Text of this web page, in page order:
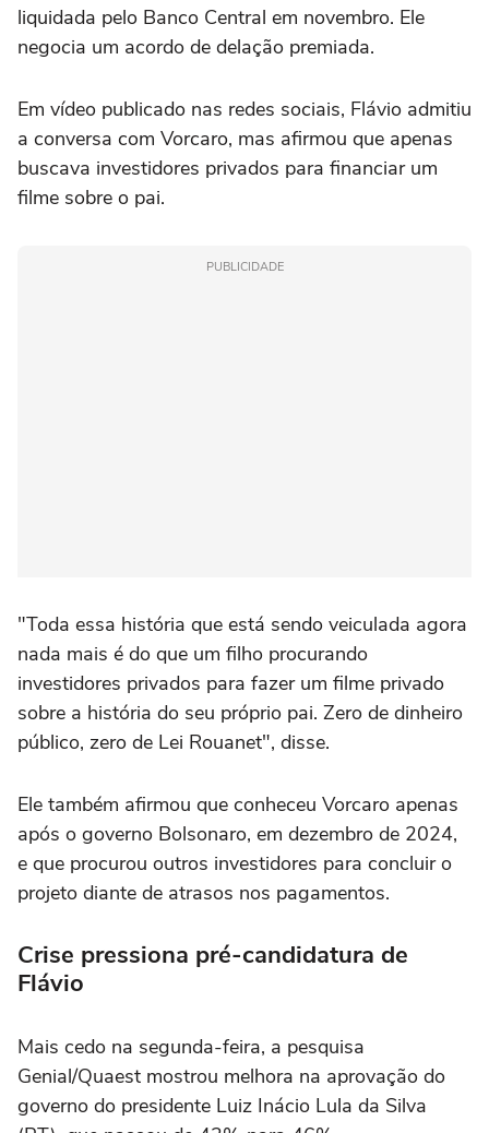
liquidada pelo Banco Central em novembro. Ele
negocia um acordo de delação premiada.
Em vídeo publicado nas redes sociais, Flávio admitiu
a conversa com Vorcaro, mas afirmou que apenas
buscava investidores privados para financiar um
filme sobre o pai.
PUBLICIDADE
"Toda essa história que está sendo veiculada agora
nada mais é do que um filho procurando
investidores privados para fazer um filme privado
sobre a história do seu próprio pai. Zero de dinheiro
público, zero de Lei Rouanet", disse.
Ele também afirmou que conheceu Vorcaro apenas
após o governo Bolsonaro, em dezembro de 2024,
e que procurou outros investidores para concluir o
projeto diante de atrasos nos pagamentos.
Crise pressiona pré-candidatura de
Flávio
Mais cedo na segunda-feira, a pesquisa
Genial/Quaest mostrou melhora na aprovação do
governo do presidente Luiz Inácio Lula da Silva